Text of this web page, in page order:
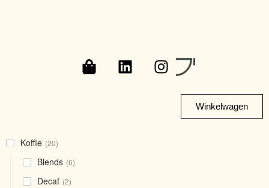
Winkelwagen
Koffie (20)
Blends (6)
Decaf (2)